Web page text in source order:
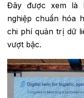
Đây được xem là
nghiệp chuẩn hóa
chi phí quản trị dữ
vượt bậc.